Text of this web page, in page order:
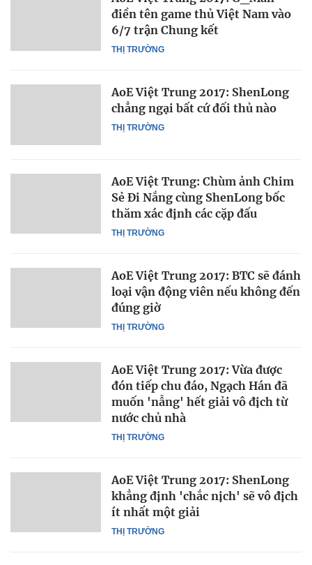
THỊ TRƯỜNG
điền tên game thủ Việt Nam vào
6/7 trận Chung kết
THỊ TRƯỜNG
AoE Việt Trung 2017: ShenLong
chẳng ngại bất cứ đối thủ nào
THỊ TRƯỜNG
AoE Việt Trung: Chùm ảnh Chim
Sẻ Đi Nắng cùng ShenLong bốc
thăm xác định các cặp đấu
THỊ TRƯỜNG
AoE Việt Trung 2017: BTC sẽ đánh
loại vận động viên nếu không đến
đúng giờ
THỊ TRƯỜNG
AoE Việt Trung 2017: Vừa được
đón tiếp chu đáo, Ngạch Hán đã
muốn 'nẫng' hết giải vô địch từ
nước chủ nhà
THỊ TRƯỜNG
AoE Việt Trung 2017: ShenLong
khẳng định 'chắc nịch' sẽ vô địch
ít nhất một giải